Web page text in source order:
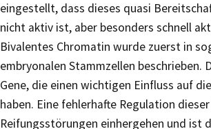
eingestellt, dass dieses quasi
nicht aktiv ist, aber besonders schnell
Bivalentes Chromatin wurde zuerst in
embryonalen Stammzellen beschrieben.
Gene, die einen wichtigen Einfluss auf
haben. Eine fehlerhafte Regulation
Reifungsstörungen einhergehen und ist